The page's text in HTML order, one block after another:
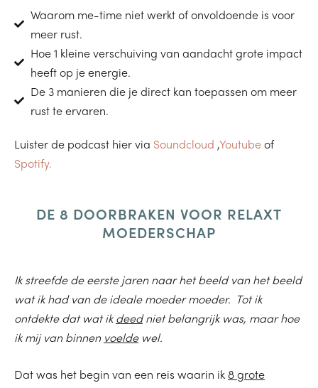
Waarom me-time niet werkt of onvoldoende is voor
meer rust.
Hoe 1 kleine verschuiving van aandacht grote impact
heeft op je energie.
De 3 manieren die je direct kan toepassen om meer
rust te ervaren.
Luister de podcast hier via Soundcloud ,Youtubeof
Spotify.
DE 8 DOORBRAKEN VOOR RELAXT
MOEDERSCHAP
Ik streefde de eerste jaren naar het beeld van het beeld
wat ik had van de ideale moeder moeder. Tot ik
ontdekte dat wat ikdeedniet belangrijk was, maar hoe
ik mij van binnen voeldewel.
Dat was het begin van een reis waarin ik8 grote